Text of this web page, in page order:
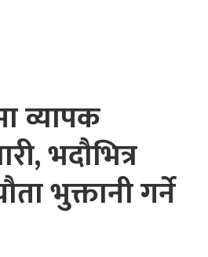
व्यापक
भदौभित्र
भुक्तानी गर्ने